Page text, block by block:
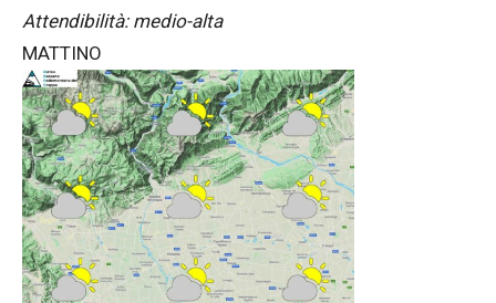
Attendibilità: medio-alta
MATTINO